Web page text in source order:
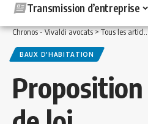
Transmission d’entreprise
Chronos - Vivaldi avocats>Tous les articles
BAUX D'HABITATION
Proposition